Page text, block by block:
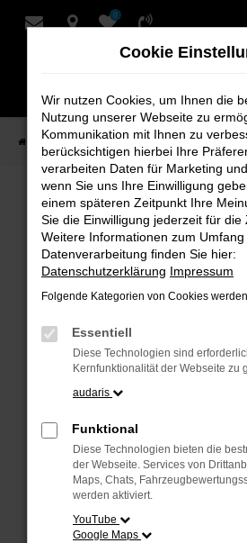
Zum
0
Startseite Verkauf Fahrzeug-Showroom
Fahrzeug-
Beim Laden ist ein Fehler
Hier sind ein paar Tipps, die
Überprüfe deine Firewall
Internetverbindung.
Laden andere Webseiten,
deine Suchmaschine?
Prüfe deine
Manche Erweiterungen,
Cookie
Wir nutzen Cookies, um Ihnen die
Nutzung unserer Webseite zu
Kommunikation mit Ihnen zu
berücksichtigen hierbei Ihre
verarbeiten Daten für Marketing
wenn Sie uns Ihre Einwilligung
einem späteren Zeitpunkt Ihre
Sie die Einwilligung jederzeit für die
Weitere Informationen zum
Datenverarbeitung finden Sie hier:
Datenschutzerklärung Impressum
Folgende Kategorien von Cookies
Essentiell
Diese Technologien sind
Kernfunktionalität der Webseite zu
audaris
Funktional
Diese Technologien bieten die
der Webseite. Services von
Maps, Chats,
werden aktiviert.
YouTube
Google Maps